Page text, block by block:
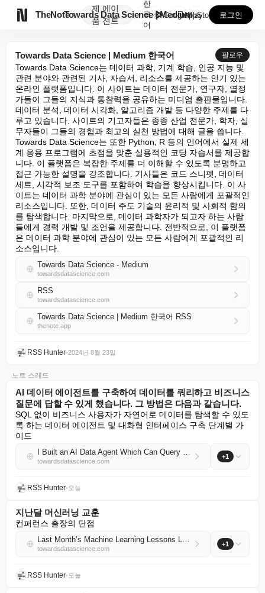
TheNote
제
품
에이
전트
Towards Data Science | Medium ...
한
국
어
GooglePlay
AppStore 로그인
Towards Data Science | Medium 한국어 팔로우
Towards Data Science는 데이터 과학, 기계 학습, 인공 지능 및
관련 분야와 관련된 기사, 자습서, 리소스를 제공하는 인기 있는
온라인 플랫폼입니다. 이 사이트는 데이터 전문가, 연구자, 열정
가들이 그들의 지식과 통찰력을 공유하는 미디엄 출판물입니다.
데이터 분석, 데이터 시각화, 알고리즘 개발 등 다양한 주제를 다
루고 있습니다. 사이트의 기고자들은 종종 산업 전문가, 학자, 실
무자들이 그들의 경험과 최고의 실천 방법에 대해 글을 씁니다.
Towards Data Science는 또한 Python, R 등의 언어에서 실제 세
계 응용 프로그램에 초점을 맞춘 실용적인 코딩 자습서를 제공합
니다. 이 플랫폼은 복잡한 주제를 더 이해할 수 있도록 분명하고
접근 가능한 설명을 강조합니다. 기사들은 코드 스니펫, 데이터
세트, 시각적 보조 도구를 포함하여 학습을 향상시킵니다. 이 사
이트는 데이터 과학 분야에 관심이 있는 모든 사람에게 포괄적인
리소스입니다. 또한, 데이터 주도 기술의 윤리적 및 사회적 함의
를 탐색합니다. 마지막으로, 데이터 과학자가 되고자 하는 사람
들에게 경력 개발 및 조언을 제공합니다. 전반적으로, 이 플랫폼
은 데이터 과학 분야에 관심이 있는 모든 사람에게 포괄적인 리
소스입니다.
Towards Data Science - Medium
towardsdatascience.com
RSS
towardsdatascience.com
Towards Data Science | Medium 한국어 RSS
thenote.app
RSS Hunter•2024년 8월 23일
노트 스레드
AI 데이터 에이전트를 구축하여 데이터를 쿼리하고 비즈니스
질문에 답할 수 있게 했습니다. 그 방법은 다음과 같습니다.
SQL 없이 비즈니스 사용자가 자연어로 데이터를 탐색할 수 있도
록 하는 데이터 에이전트 및 대화형 인터페이스 구축 단계별 가
이드
I Built an AI Data Agent Which Can Query Data and Answer Business Questions. Here’s How.
towardsdatascience.com
+1
RSS Hunter• 오늘
지난달 머신러닝 교훈
컨퍼런스 출장의 단점
Last Month’s Machine Learning Lessons Learned
towardsdatascience.com
+1
RSS Hunter• 오늘